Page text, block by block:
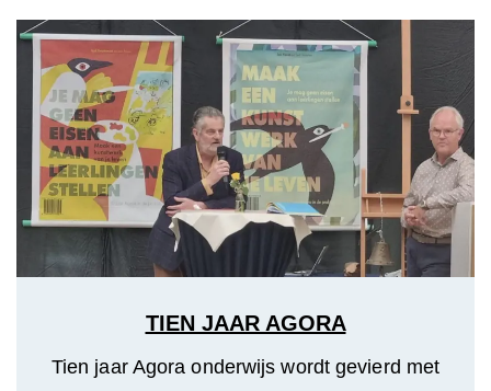
TIEN JAAR AGORA
Tien jaar Agora onderwijs wordt gevierd met